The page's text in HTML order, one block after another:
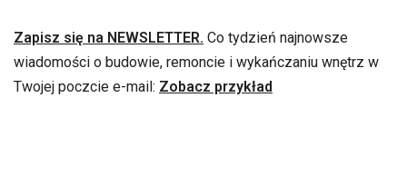
Zapisz się na NEWSLETTER. Co tydzień najnowsze
wiadomości o budowie, remoncie i wykańczaniu wnętrz w
Twojej poczcie e-mail: Zobacz przykład